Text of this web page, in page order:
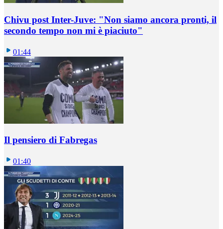
Chivu post Inter-Juve: "Non siamo ancora pronti, il
secondo tempo non mi è piaciuto"
01:44
Il pensiero di Fabregas
01:40